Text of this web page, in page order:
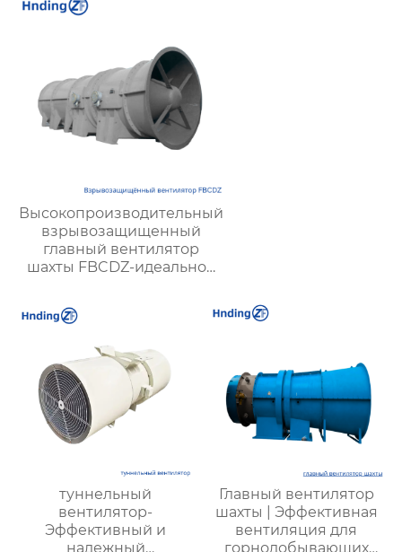
Высокопроизводительный
взрывозащищенный
главный вентилятор
шахты FBCDZ-идеальное
крупных и средних горных
разработок
туннельный
вентилятор-
Эффективный и
надежный
Главный вентилятор
шахты | Эффективная
вентиляция для
горнодобывающих